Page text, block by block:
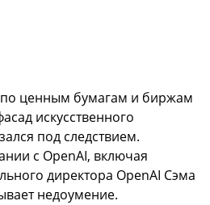
ценным бумагам и биржам
искусственного
под следствием.
с OpenAI, включая
директора OpenAI Сэма
недоумение.